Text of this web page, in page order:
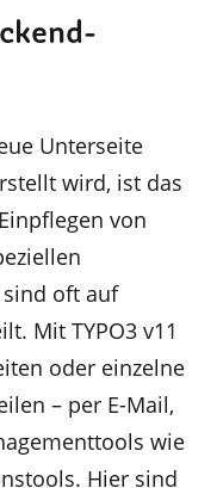
Unterseite
wird, ist das
von
oft auf
Mit TYPO3 v11
oder einzelne
– per E-Mail,
wie
Hier sind